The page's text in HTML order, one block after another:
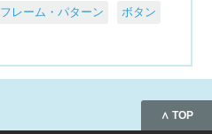
フレーム・パターン ボタン
∧ TOP